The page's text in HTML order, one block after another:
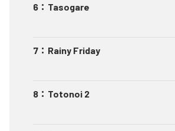
6 ： Tasogare
7 ： Rainy Friday
8 ： Totonoi 2